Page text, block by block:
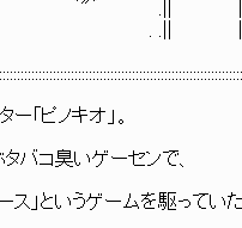
.||
ピノキオ」。
臭いゲーセンで、
いうゲームを駆っていた